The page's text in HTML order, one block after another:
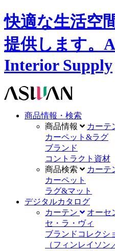
快適な生活空
提供します。
Interior Supply
商品情報・検索
商品情報
カーテ
カーペット&ラグ
ブランド
コントラクト資材
商品検索
カーテ
カーペット
ラグ&マット
デジタルカタログ
カーテン
オーセ
セ・ラ・ヴィ
ブランドコレクシ
（フィンレイソン